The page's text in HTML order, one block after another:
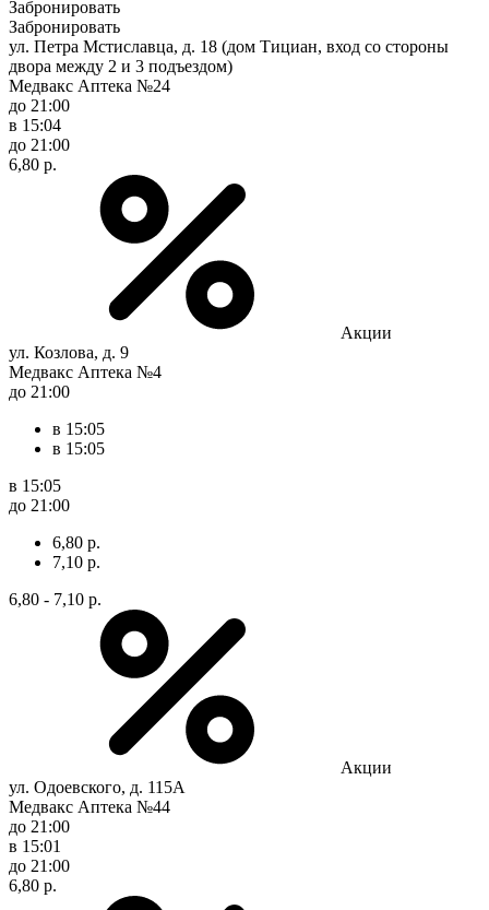
Забронировать
Забронировать
ул. Петра Мстиславца, д. 18 (дом Тициан, вход со стороны
двора между 2 и 3 подъездом)
Медвакс Аптека №24
до 21:00
в 15:04
до 21:00
6,80 р.
Акции
ул. Козлова, д. 9
Медвакс Аптека №4
до 21:00
в 15:05
в 15:05
в 15:05
до 21:00
6,80 р.
7,10 р.
6,80 - 7,10 р.
Акции
ул. Одоевского, д. 115А
Медвакс Аптека №44
до 21:00
в 15:01
до 21:00
6,80 р.